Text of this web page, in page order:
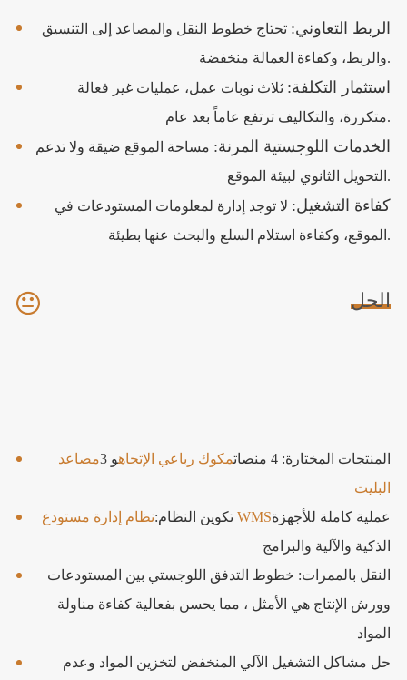
الربط التعاوني: تحتاج خطوط النقل والمصاعد إلى التنسيق
والربط، وكفاءة العمالة منخفضة.
استثمار التكلفة: ثلاث نوبات عمل، عمليات غير فعالة
متكررة، والتكاليف ترتفع عاماً بعد عام.
الخدمات اللوجستية المرنة: مساحة الموقع ضيقة ولا تدعم
التحويل الثانوي لبيئة الموقع.
كفاءة التشغيل: لا توجد إدارة لمعلومات المستودعات في
الموقع، وكفاءة استلام السلع والبحث عنها بطيئة.
الحل
المنتجات المختارة: 4 منصات مكوك رباعي الإتجاهو 3
مصاعد
البليت
تكوين النظام: نظام إدارة مستودع WMSعملية كاملة للأجهزة
الذكية والآلية والبرامج
النقل بالممرات: خطوط التدفق اللوجستي بين المستودعات
وورش الإنتاج هي الأمثل ، مما يحسن بفعالية كفاءة مناولة
المواد
حل مشاكل التشغيل الآلي المنخفض لتخزين المواد وعدم